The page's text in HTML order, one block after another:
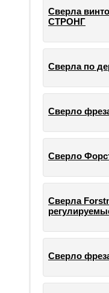
Сверла
СТРОНГ
Сверла по
Сверло
Сверло
Сверла
Сверло